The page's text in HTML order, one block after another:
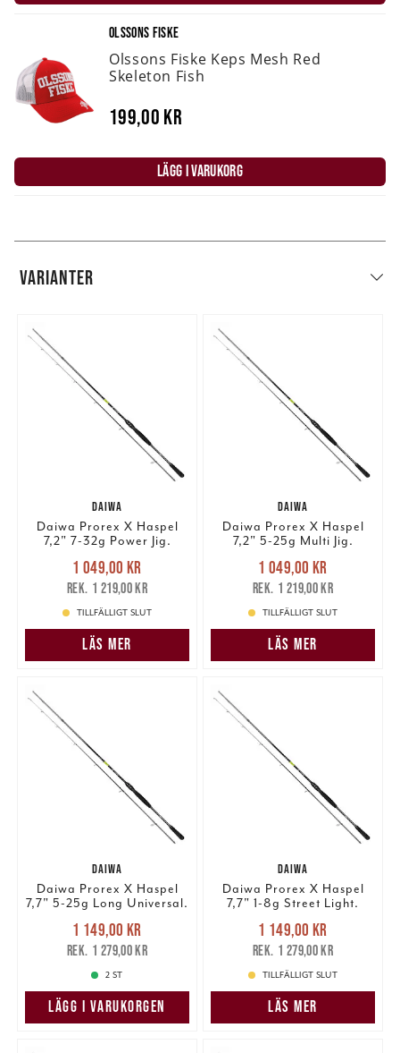
OLSSONS FISKE
Olssons Fiske Keps Mesh Red
Skeleton Fish
199,00 kr
LÄGG I VARUKORG
VARIANTER
DAIWA
Daiwa Prorex X Haspel
7,2" 7-32g Power Jig.
Nuvarande pris
1 049,00 krTidigare pris
1 219,00 kr
1 049,00 kr
1 219,00 kr
TILLFÄLLIGT SLUT
LÄS MER
DAIWA
Daiwa Prorex X Haspel
7,2" 5-25g Multi Jig.
Nuvarande pris
1 049,00 krTidigare pris
1 219,00 kr
1 049,00 kr
1 219,00 kr
TILLFÄLLIGT SLUT
LÄS MER
DAIWA
Daiwa Prorex X Haspel
7,7" 5-25g Long Universal.
Nuvarande pris
1 149,00 krTidigare pris
1 279,00 kr
1 149,00 kr
1 279,00 kr
2 ST
LÄGG I VARUKORGEN
DAIWA
Daiwa Prorex X Haspel
7,7" 1-8g Street Light.
Nuvarande pris
1 149,00 krTidigare pris
1 279,00 kr
1 149,00 kr
1 279,00 kr
TILLFÄLLIGT SLUT
LÄS MER